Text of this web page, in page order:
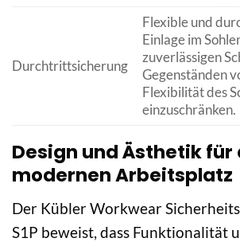
Durchtrittsicherung
Flexible und
Einlage im
zuverlässigen
Gegenständen
Flexibilität des
einzuschränken.
Design und Ästhetik für
modernen Arbeitsplatz
Der Kübler Workwear
S1P beweist, dass Funktionalität